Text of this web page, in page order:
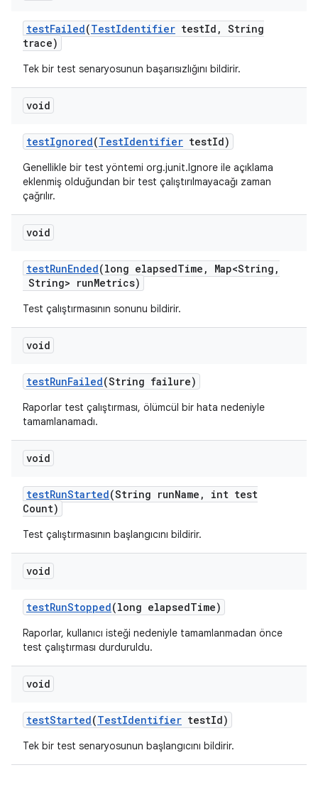
testFailed(TestIdentifier testId , String
trace)
Tek bir test senaryosunun başarısızlığını bildirir.
void
testIgnored(TestIdentifier testId)
Genellikle bir test yöntemi org.junit.Ignore ile açıklama
eklenmiş olduğundan bir test çalıştırılmayacağı zaman
çağrılır.
void
testRunEnded(long elapsedTime , Map<String ,
String> runMetrics)
Test çalıştırmasının sonunu bildirir.
void
testRunFailed(String failure)
Raporlar test çalıştırması, ölümcül bir hata nedeniyle
tamamlanamadı.
void
testRunStarted(String runName ,
int test
Count)
Test çalıştırmasının başlangıcını bildirir.
void
testRunStopped(long elapsedTime)
Raporlar, kullanıcı isteği nedeniyle tamamlanmadan önce
test çalıştırması durduruldu.
void
testStarted(TestIdentifier testId)
Tek bir test senaryosunun başlangıcını bildirir.